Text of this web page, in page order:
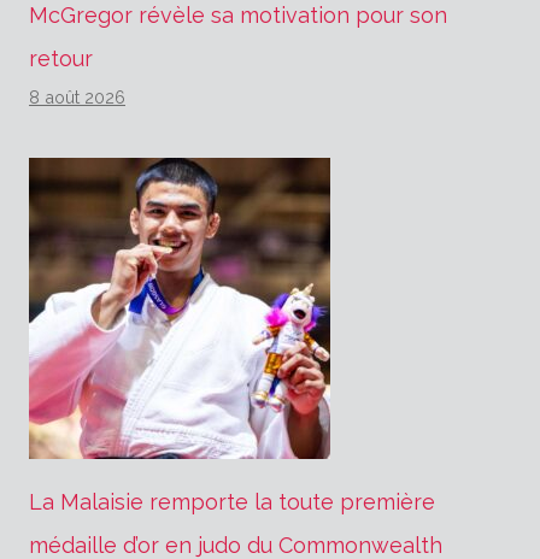
McGregor révèle sa motivation pour son
retour
8 août 2026
La Malaisie remporte la toute première
médaille d’or en judo du Commonwealth